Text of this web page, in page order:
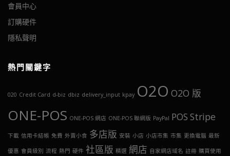
會員中心
訂購硬件
隱私聲明
熱門關鍵字
020 Credit Card d-biz dbiz delivery_input kpay O2O O2O 版
ONE-POS ONE-POS 網店 ONE-POS 聯網版 PayPal POS Stripe
下載 信用卡結帳 免費 外賣小食 多店版 安裝 小店 小店市集 市集 更換電腦 最新
優惠 會員級別 流程 熱門 硬件 社區版 精選 網店 自家網店域名 註冊 購買使用